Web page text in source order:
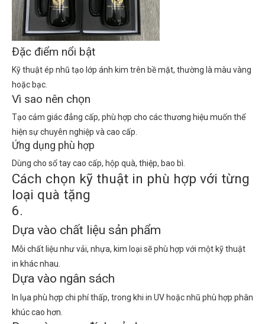
Đặc điểm nổi bật
Kỹ thuật ép nhũ tạo lớp ánh kim trên bề mặt, thường là màu vàng
hoặc bạc.
Vì sao nên chọn
Tạo cảm giác đẳng cấp, phù hợp cho các thương hiệu muốn thể
hiện sự chuyên nghiệp và cao cấp.
Ứng dụng phù hợp
Dùng cho sổ tay cao cấp, hộp quà, thiệp, bao bì.
Cách chọn kỹ thuật in phù hợp với từng
loại quà tặng
6.
Dựa vào chất liệu sản phẩm
Mỗi chất liệu như vải, nhựa, kim loại sẽ phù hợp với một kỹ thuật
in khác nhau.
Dựa vào ngân sách
In lụa phù hợp chi phí thấp, trong khi in UV hoặc nhũ phù hợp phân
khúc cao hơn.